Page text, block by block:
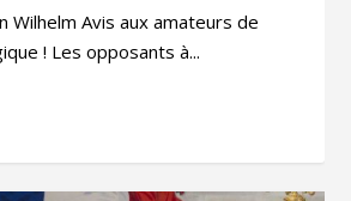
Wilhelm Avis aux amateurs de
! Les opposants à...